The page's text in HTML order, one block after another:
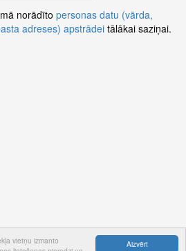
Aizvērt
vietņu izmanto
norādīto personas datu (vārda,
adreses) apstrādei tālākai saziņai.